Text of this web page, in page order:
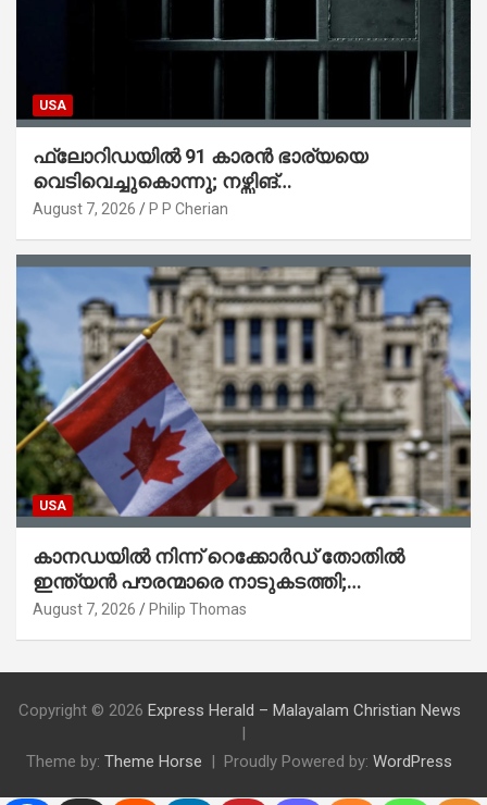
USA
ഫ്ലോറിഡയിൽ 91 കാരൻ ഭാര്യയെ
വെടിവെച്ചുകൊന്നു; നഴ്സിങ്
ഹോമിലാക്കില്ലെന്ന് നൽകിയ വാഗ്ദാനം
August 7, 2026 P P Cherian
USA
കാനഡയിൽ നിന്ന് റെക്കോർഡ് തോതിൽ
ഇന്ത്യൻ പൗരന്മാരെ നാടുകടത്തി;
ആറുമാസത്തിനിടെ 3,323 പേർ
August 7, 2026 Philip Thomas
Copyright © 2026 Express Herald – Malayalam Christian News
Theme by: Theme Horse Proudly Powered by: WordPress